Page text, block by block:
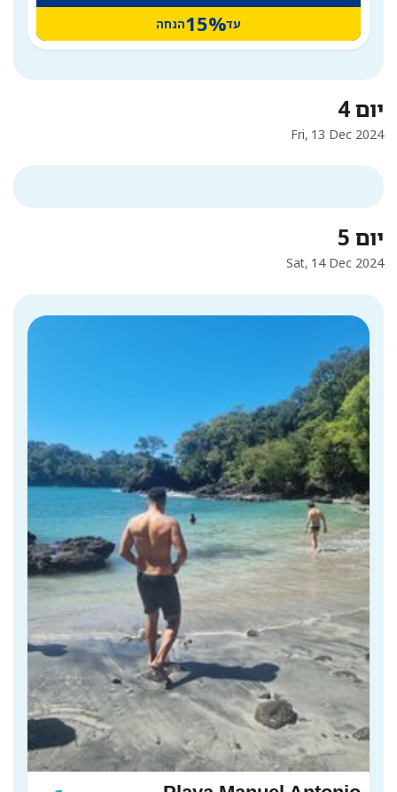
עד15%הנחה
יום 4
Fri, 13 Dec 2024
יום 5
Sat, 14 Dec 2024